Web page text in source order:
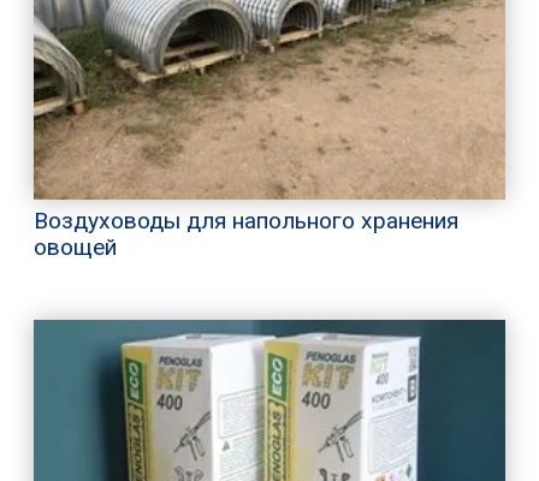
Воздуховоды для напольного хранения
овощей